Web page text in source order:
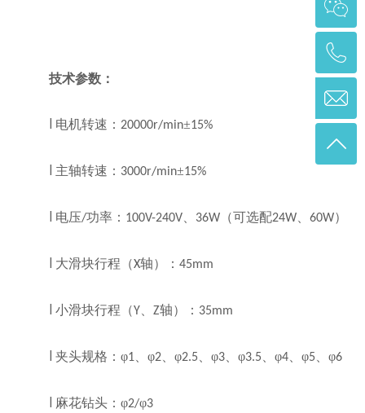
技术参数：
电机转速： 20000r/min±15%
主轴转速： 3000r/min±15%
电压/功率： 100V-240V 36W （可选配24W 60W）
大滑块行程（X轴）： 45mm
小滑块行程（Y Z轴）： 35mm
夹头规格： φ1 、φ2 、φ2.5 、φ3 、φ3.5 、φ4 、φ5 、φ6
麻花钻头： φ2/φ3